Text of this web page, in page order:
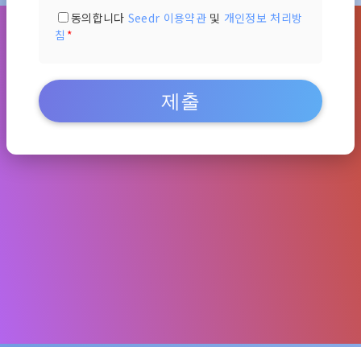
동의합니다 Seedr 이용약관및 개인정보 처리방
침